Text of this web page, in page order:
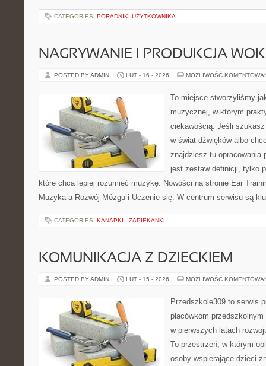
CATEGORIES: PORADNIKI UŻYTKOWNIKA
NAGRYWANIE I PRODUKCJA
POSTED BY ADMIN LUT - 16 - 2026 MOŻLIWOŚĆ
To miejsce stworzyliśmy
muzycznej, w którym
ciekawością. Jeśli
w świat dźwięków albo
znajdziesz tu opracowania
jest zestaw definicji, tylko
które chcą lepiej rozumieć muzykę. Nowości na stronie Ear
Muzyka a Rozwój Mózgu i Uczenie się. W centrum serwisu są
CATEGORIES: KANAPKI I ZAPIEKANKI
KOMUNIKACJA Z DZIECKIEM
POSTED BY ADMIN LUT - 15 - 2026 MOŻLIWOŚĆ
Przedszkole309 to serwis
placówkom
w pierwszych latach
To przestrzeń, w którym
osoby wspierające dzieci